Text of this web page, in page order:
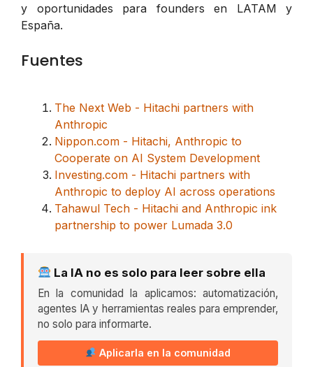
y oportunidades para founders en LATAM y
España.
Fuentes
The Next Web - Hitachi partners with
Anthropic
Nippon.com - Hitachi, Anthropic to
Cooperate on AI System Development
Investing.com - Hitachi partners with
Anthropic to deploy AI across operations
Tahawul Tech - Hitachi and Anthropic ink
partnership to power Lumada 3.0
La IA no es solo para leer sobre ella
En la comunidad la aplicamos: automatización,
agentes IA y herramientas reales para emprender,
no solo para informarte.
Aplicarla en la comunidad